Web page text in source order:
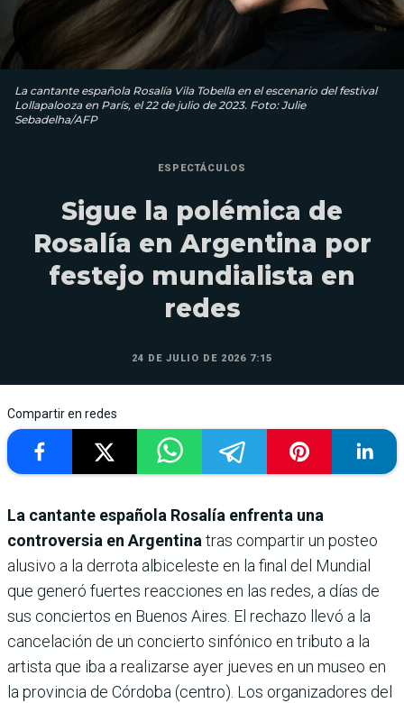
La cantante española Rosalía Vila Tobella en el escenario del festival
Lollapalooza en París, el 22 de julio de 2023. Foto: Julie
Sebadelha/AFP
ESPECTÁCULOS
Sigue la polémica de
Rosalía en Argentina por
festejo mundialista en
redes
24 DE JULIO DE 2026 7:15
Compartir en redes
La cantante española Rosalía enfrenta una
controversia en Argentina tras compartir un posteo
alusivo a la derrota albiceleste en la final del Mundial
que generó fuertes reacciones en las redes, a días de
sus conciertos en Buenos Aires. El rechazo llevó a la
cancelación de un concierto sinfónico en tributo a la
artista que iba a realizarse ayer jueves en un museo en
la provincia de Córdoba (centro). Los organizadores del